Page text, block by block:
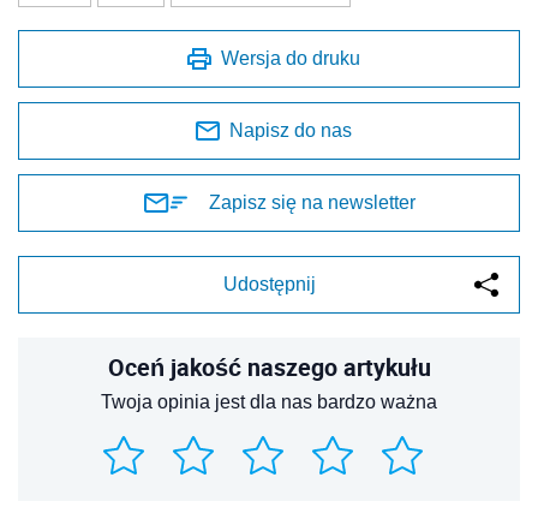
Wersja do druku
Napisz do nas
Zapisz się na newsletter
Udostępnij
Oceń jakość naszego artykułu
Twoja opinia jest dla nas bardzo ważna